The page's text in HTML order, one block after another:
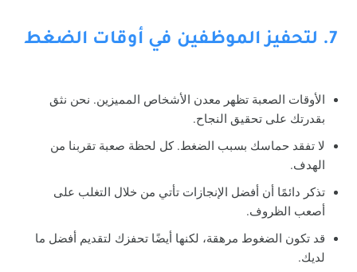
7. لتحفيز الموظفين في أوقات الضغط
الأوقات الصعبة تظهر معدن الأشخاص المميزين. نحن نثق
بقدرتك على تحقيق النجاح.
لا تفقد حماسك بسبب الضغط. كل لحظة صعبة تقربنا من
الهدف.
تذكر دائمًا أن أفضل الإنجازات تأتي من خلال التغلب على
أصعب الظروف.
قد تكون الضغوط مرهقة، لكنها أيضًا تحفزك لتقديم أفضل ما
لديك.